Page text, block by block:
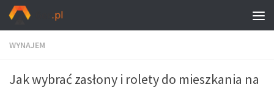
WYNAJEM
Jak wybrać zasłony i rolety do mieszkania na